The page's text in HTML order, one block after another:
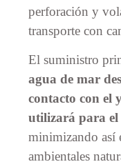
perforación y
transporte con
El suministro
agua de mar
contacto con el
utilizará para el
minimizando así
ambientales